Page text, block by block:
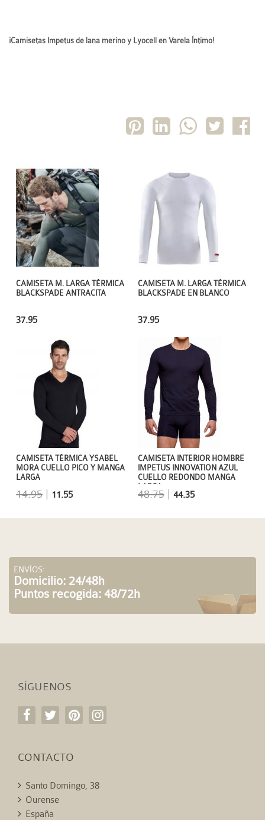
¡Camisetas Impetus de lana merino y Lyocell en Varela Íntimo!
CAMISETA M. LARGA TÉRMICA
BLACKSPADE EN BLANCO
37.95
CAMISETA M. LARGA TÉRMICA
BLACKSPADE ANTRACITA
37.95
CAMISETA INTERIOR HOMBRE
IMPETUS INNOVATION AZUL
CUELLO REDONDO MANGA
LARGA
48.75| 44.35
CAMISETA TÉRMICA YSABEL
MORA CUELLO PICO Y MANGA
LARGA
14.95 | 11.55
ENVÍOS:
Domicilio: 24/48h
Puntos recogida: 48/72h
SÍGUENOS
CONTACTO
Santo Domingo, 38
Ourense
España